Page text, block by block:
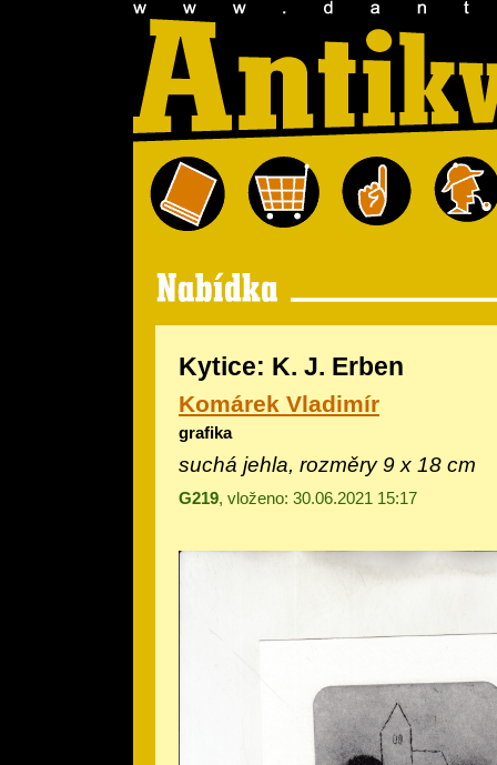
Kytice: K. J. Erben
Komárek Vladimír
grafika
suchá jehla, rozměry 9 x 18 cm
G219, vloženo: 30.06.2021 15:17